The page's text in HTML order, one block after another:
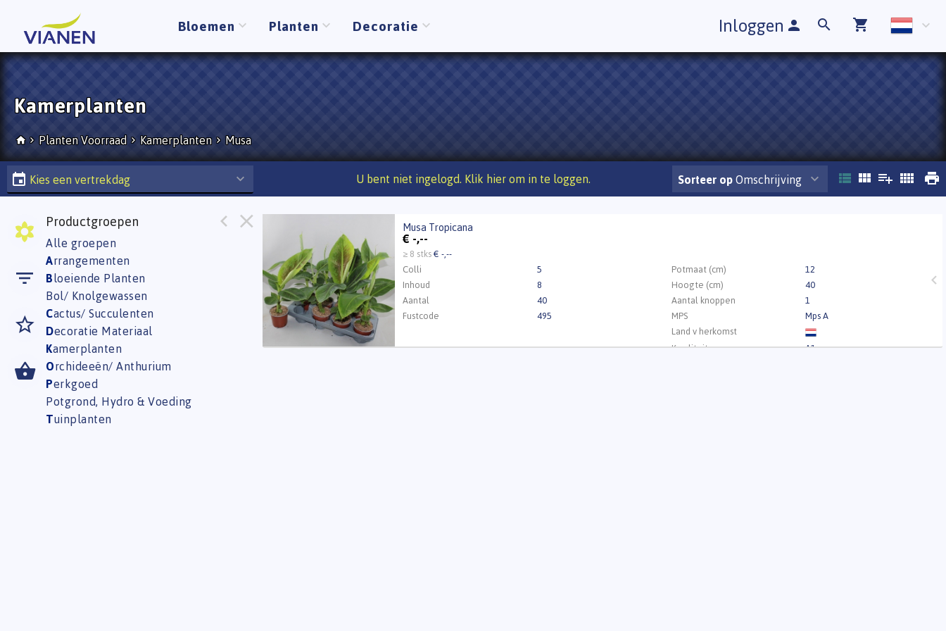
Bloemen Planten Decoratie Inloggen
Kamerplanten
Planten Voorraad Kamerplanten Musa
Kies een vertrekdag U bent niet ingelogd. Klik hier om in te loggen. Sorteer op Omschrijving
Productgroepen
Alle groepen
Arrangementen
Bloeiende Planten
Bol/ Knolgewassen
Cactus/ Succulenten
Decoratie Materiaal
Kamerplanten
Orchideeën/ Anthurium
Perkgoed
Potgrond, Hydro & Voeding
Tuinplanten
Musa Tropicana
€ -,--
≥ 8 stks€ -,--
Colli
5 Potmaat (cm)
12
Inhoud
8 Hoogte (cm)
40
Aantal
40 Aantal knoppen
1
Fustcode
495 MPS
Mps A
Land v herkomst
Kwaliteit
A1
U moet ingelogd zijn om te kunnen kopen.